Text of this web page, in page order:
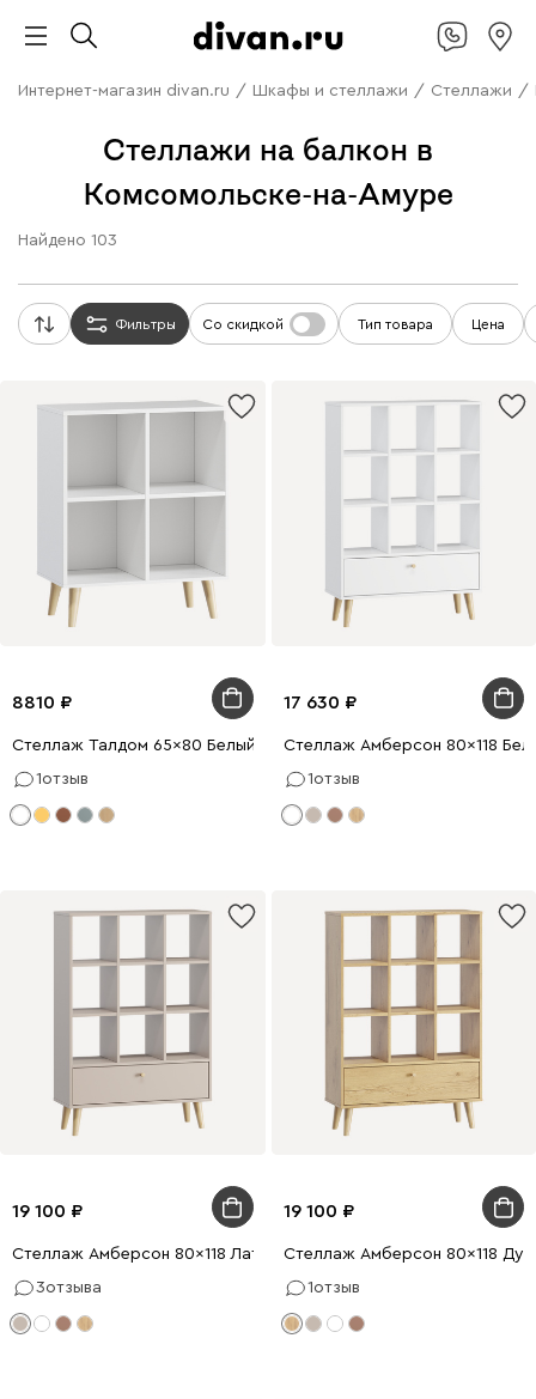
Интернет-магазин divan.ru / Шкафы и стеллажи / Стеллажи /
Стеллажи на балкон в
Комсомольске-на-Амуре
Найдено 103
Фильтры Со скидкой Тип товара Цена
8810
Стеллаж Талдом 65x80 Белый
1отзыв
17 630
Стеллаж Амберсон 80x118
1отзыв
19 100
Стеллаж Амберсон 80x118 Латте
3отзыва
19 100
Стеллаж Амберсон 80x118
1отзыв